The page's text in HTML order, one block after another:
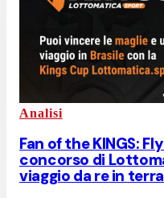
Analisi
Fan of the KINGS:
concorso di
viaggio da re in